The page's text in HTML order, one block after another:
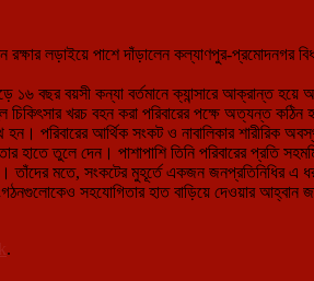
লড়াইয়ে পাশে দাঁড়ালেন কল্যাণপুর-প্রমোদনগর
১৬ বছর বয়সী কন্যা বর্তমানে ক্যান্সারে আক্রান্ত
চিকিৎসার খরচ বহন করা পরিবারের পক্ষে অত্যন্ত কঠিন
পরিবারের আর্থিক সংকট ও নাবালিকার শারীরিক
হাতে তুলে দেন। পাশাপাশি তিনি পরিবারের প্রতি
মতে, সংকটের মুহূর্তে একজন জনপ্রতিনিধির এ
সহযোগিতার হাত বাড়িয়ে দেওয়ার আহ্বান
.